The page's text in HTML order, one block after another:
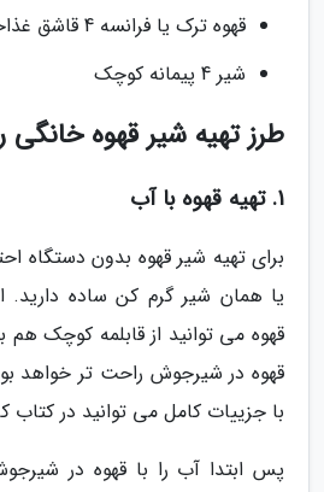
قهوه ترک یا فرانسه 4 قاشق غذاخوری
شیر 4 پیمانه کوچک
طرز تهیه شیر قهوه خانگی
1. تهیه قهوه با آب
برای تهیه شیر قهوه بدون دستگاه
یا همان شیر گرم کن ساده دارید.
قهوه می توانید از قابلمه کوچک هم
قهوه در شیرجوش راحت تر خواهد
با جزییات کامل می توانید در کتاب
پس ابتدا آب را با قهوه در